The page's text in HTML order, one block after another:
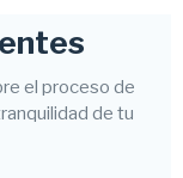
el proceso de
de tu